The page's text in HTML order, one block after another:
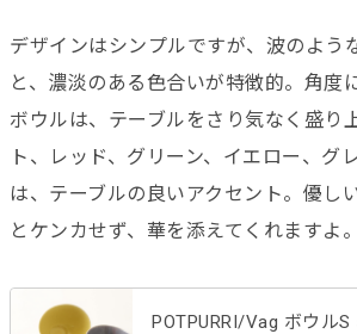
デザインはシンプルですが、波のよう
と、濃淡のある色合いが特徴的。角度
ボウルは、テーブルをさり気なく盛り
ト、レッド、グリーン、イエロー、グ
は、テーブルの良いアクセント。優し
とケンカせず、華を添えてくれますよ。
POTPURRI/Vag ボウルS